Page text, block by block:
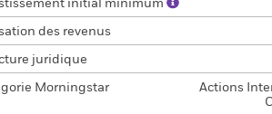
initial minimum
des revenus
juridique
Morningstar
Actions